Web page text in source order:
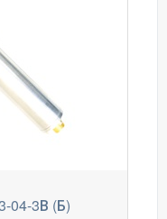
04-3В (Б)